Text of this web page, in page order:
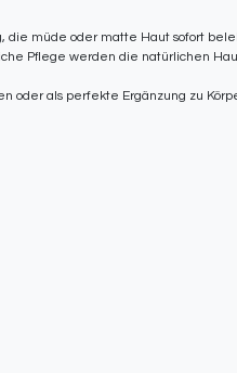
die müde oder matte Haut sofort
Pflege werden die natürlichen
oder als perfekte Ergänzung zu